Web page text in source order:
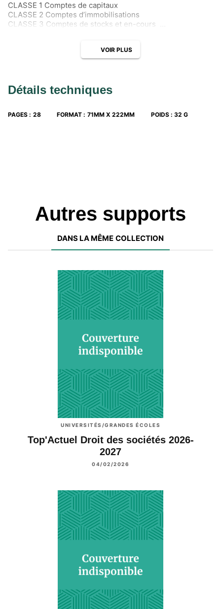
CLASSE 1 Comptes de capitaux
CLASSE 2 Comptes d’immobilisations
CLASSE 3 Comptes de stocks et en-cours
CLASSE 6 Comptes de charges
CLASSE 7 Comptes de produits
Depuis 15 ans, le Plan Comptable Général est mis à jour
chaque année et s'adresse aux étudiants (école de
professionnels.
VOIR PLUS
Détails techniques
PAGES : 28 FORMAT : 71MM X 222MM POIDS:32 G
Autres supports
DANS LA MÊME COLLECTION
UNIVERSITÉS/GRANDES ÉCOLES
Top'Actuel Droit des sociétés 2026-
2027
04/02/2026